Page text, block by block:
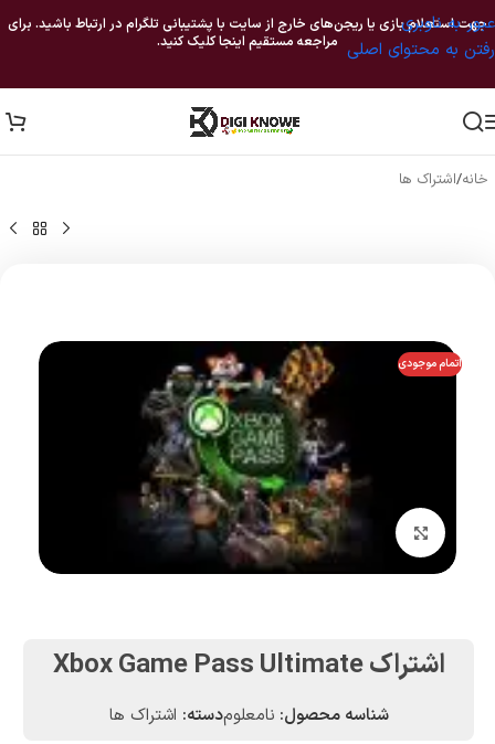
عبور به ناوبری
رفتن به محتوای اصلی
جهت استعلام بازی یا ریجن‌های خارج از سایت با پشتیبانی تلگرام در ارتباط باشید. برای
مراجعه مستقیم اینجا کلیک کنید.
خانه/اشتراک ها
اتمام موجودی
بزرگنمایی تصویر
اشتراک Xbox Game Pass Ultimate
شناسه محصول: نامعلومدسته: اشتراک ها